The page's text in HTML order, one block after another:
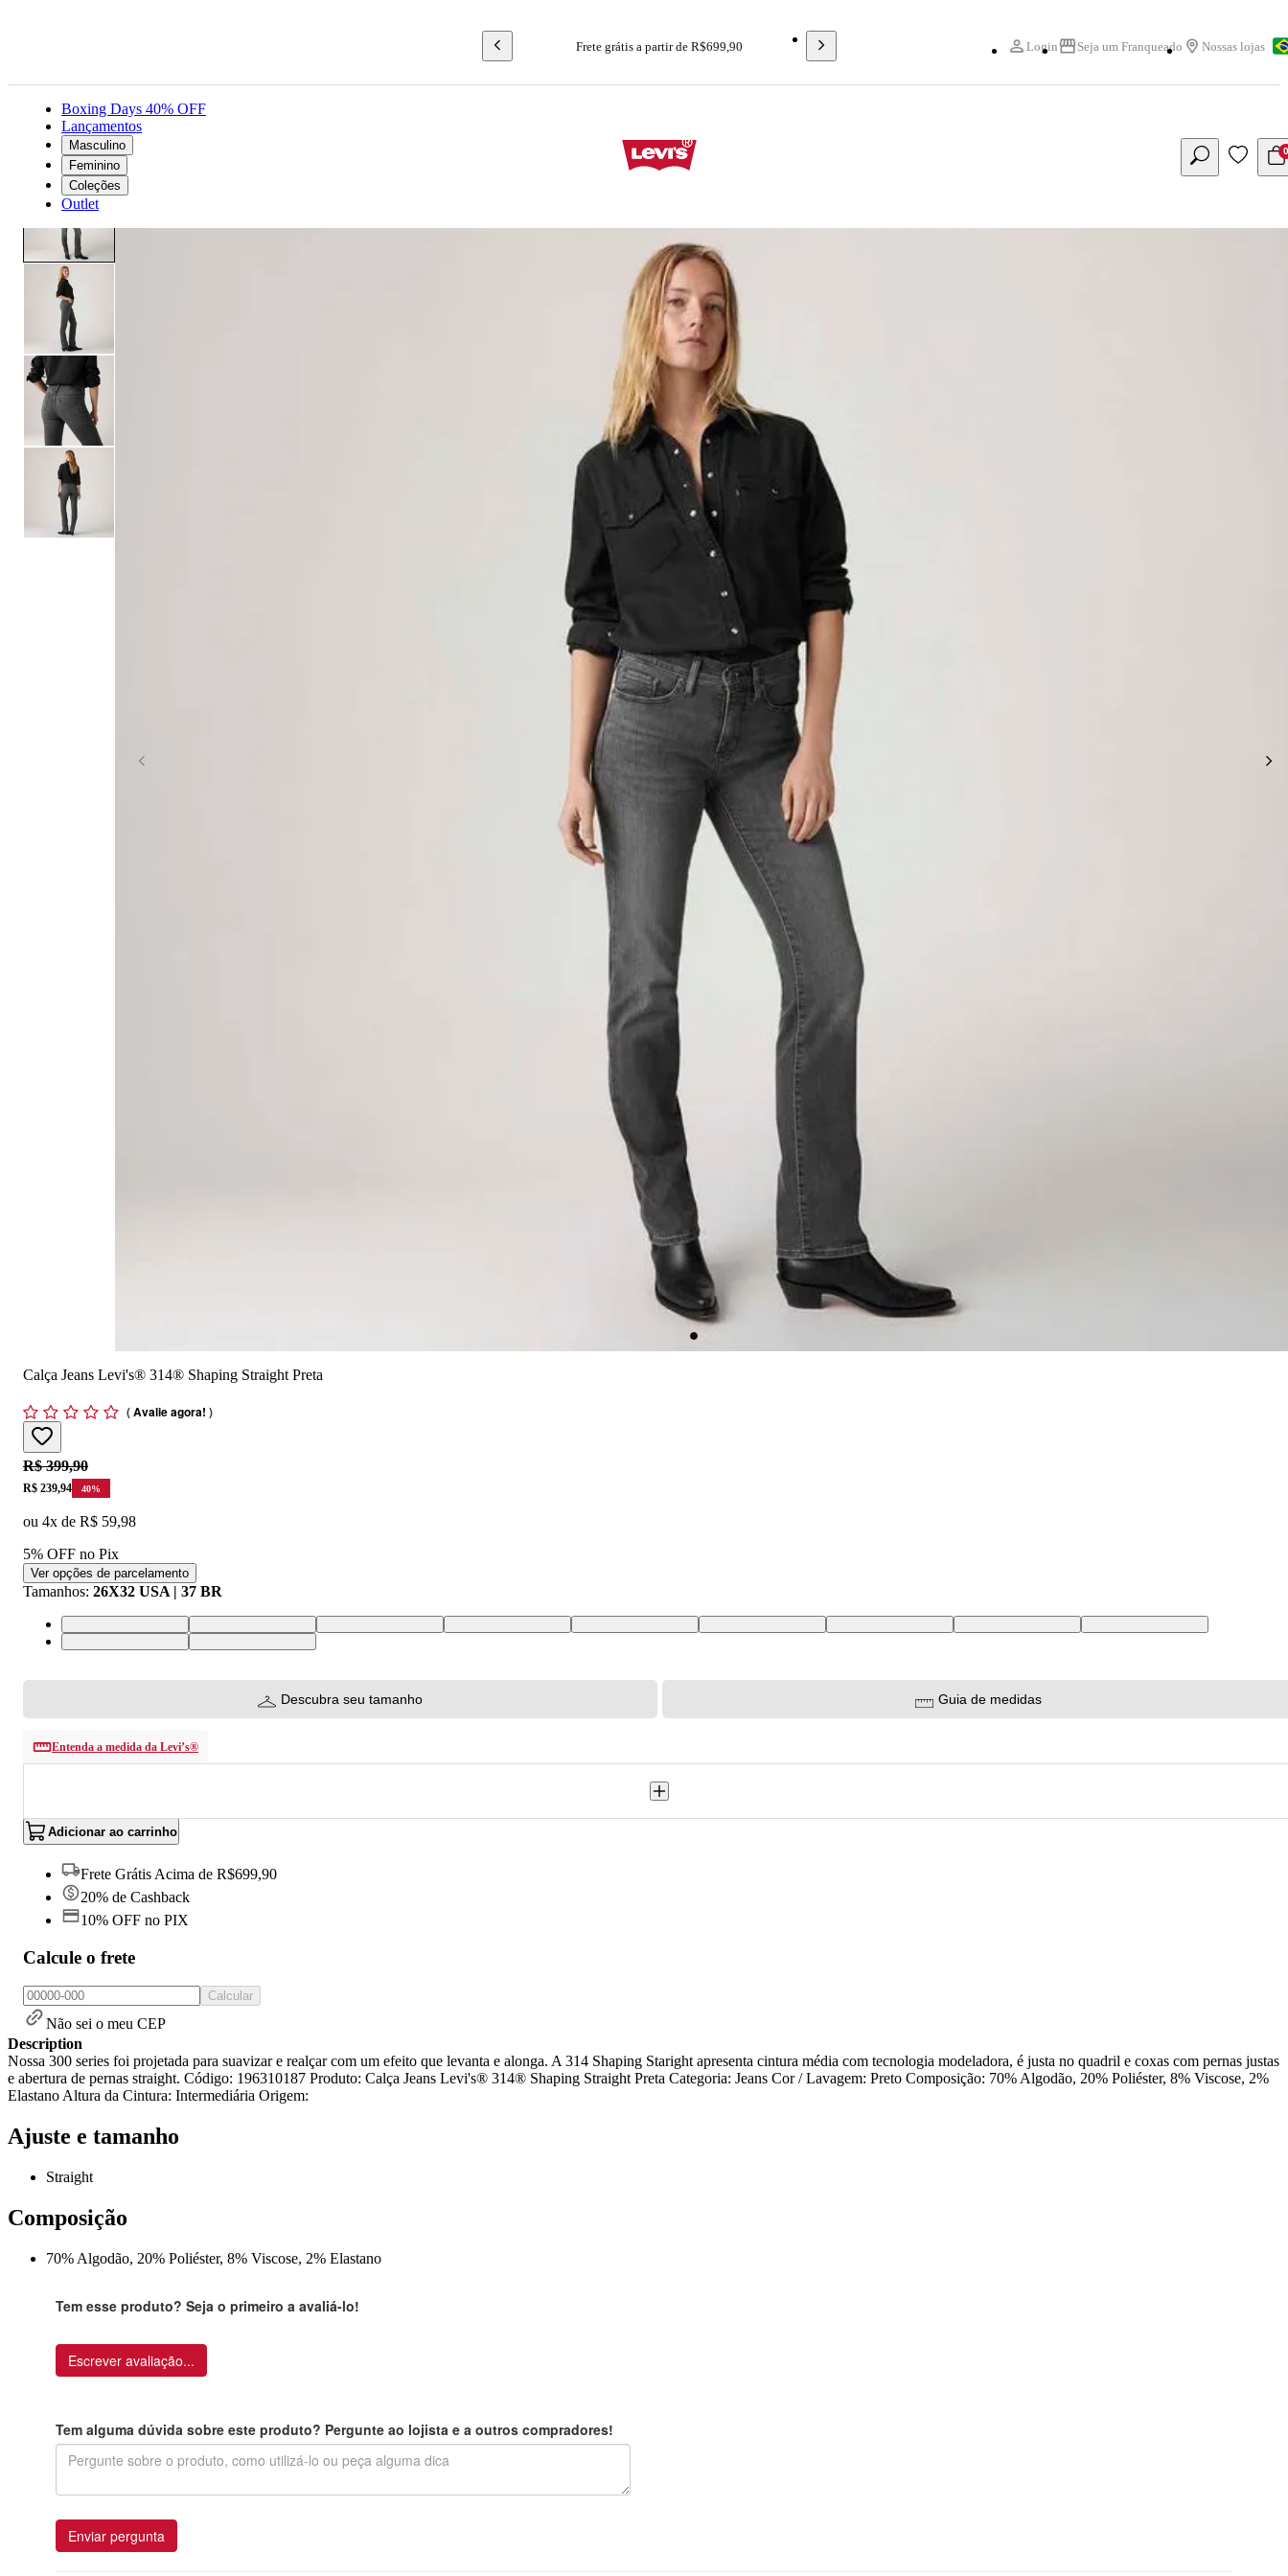
Frete grátis a partir de R$699,90 Login Seja um Franqueado Nossas lojas
Boxing Days 40% OFF
Lançamentos
Masculino
Feminino
Coleções
Outlet
0
Feminino
Calça Jeans Levi's® 314® Shaping Straight Preta
(Avalie agora! )
Original price:
R$ 399,90
Price:
R$ 239,94 40%
ou 4x de R$ 59,98
5% OFF no Pix
Ver opções de parcelamento
Tamanhos: 26X32 USA | 37 BR
25X32 USA | 36 BR26X32 USA | 37 BR27X32 USA | 38 BR28X32 USA | 39 BR29X32 USA | 40 BR30X32 USA | 41 BR31X32 USA | 42 BR32X32 USA | 43 BR33X32 USA | 44 BR
24X32 USA | 34 BR34X32 USA | 46 BR
Descubra seu tamanho Guia de medidas
Entenda a medida da Levi’s®
Adicionar ao carrinho
Frete Grátis Acima de R$699,90
20% de Cashback
10% OFF no PIX
Calcule o frete
Calcular
Não sei o meu CEP
Description
Nossa 300 series foi projetada para suavizar e realçar com um efeito que levanta e alonga. A 314 Shaping Staright apresenta cintura média com tecnologia modeladora, é justa no quadril e coxas com pernas justas
e abertura de pernas straight. Código: 196310187 Produto: Calça Jeans Levi's® 314® Shaping Straight Preta Categoria: Jeans Cor / Lavagem: Preto Composição: 70% Algodão, 20% Poliéster, 8% Viscose, 2%
Elastano Altura da Cintura: Intermediária Origem:
Ajuste e tamanho
Straight
Composição
70% Algodão, 20% Poliéster, 8% Viscose, 2% Elastano
Tem esse produto? Seja o primeiro a avaliá-lo!
Escrever avaliação...
Tem alguma dúvida sobre este produto? Pergunte ao lojista e a outros compradores!
Enviar pergunta